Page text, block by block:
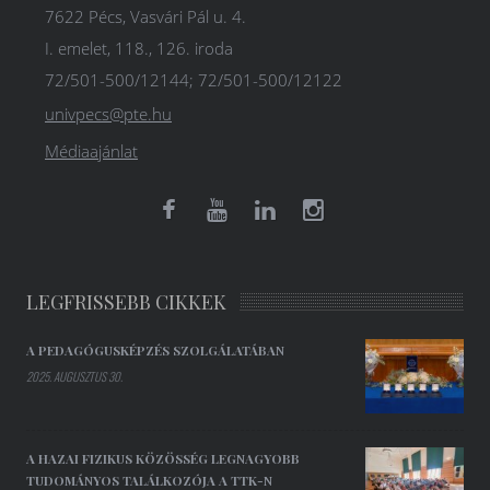
7622 Pécs, Vasvári Pál u. 4.
I. emelet, 118., 126. iroda
72/501-500/12144; 72/501-500/12122
univpecs@pte.hu
Médiaajánlat
LEGFRISSEBB CIKKEK
A PEDAGÓGUSKÉPZÉS SZOLGÁLATÁBAN
2025. AUGUSZTUS 30.
A HAZAI FIZIKUS KÖZÖSSÉG LEGNAGYOBB
TUDOMÁNYOS TALÁLKOZÓJA A TTK-N